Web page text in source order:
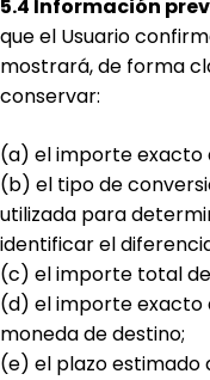
5.4 Información
que el Usuario
mostrará, de forma
conservar:
(a) el importe exacto
(b) el tipo de
utilizada para
identificar el
(c) el importe total de
(d) el importe exacto
moneda de destino;
(e) el plazo estimado